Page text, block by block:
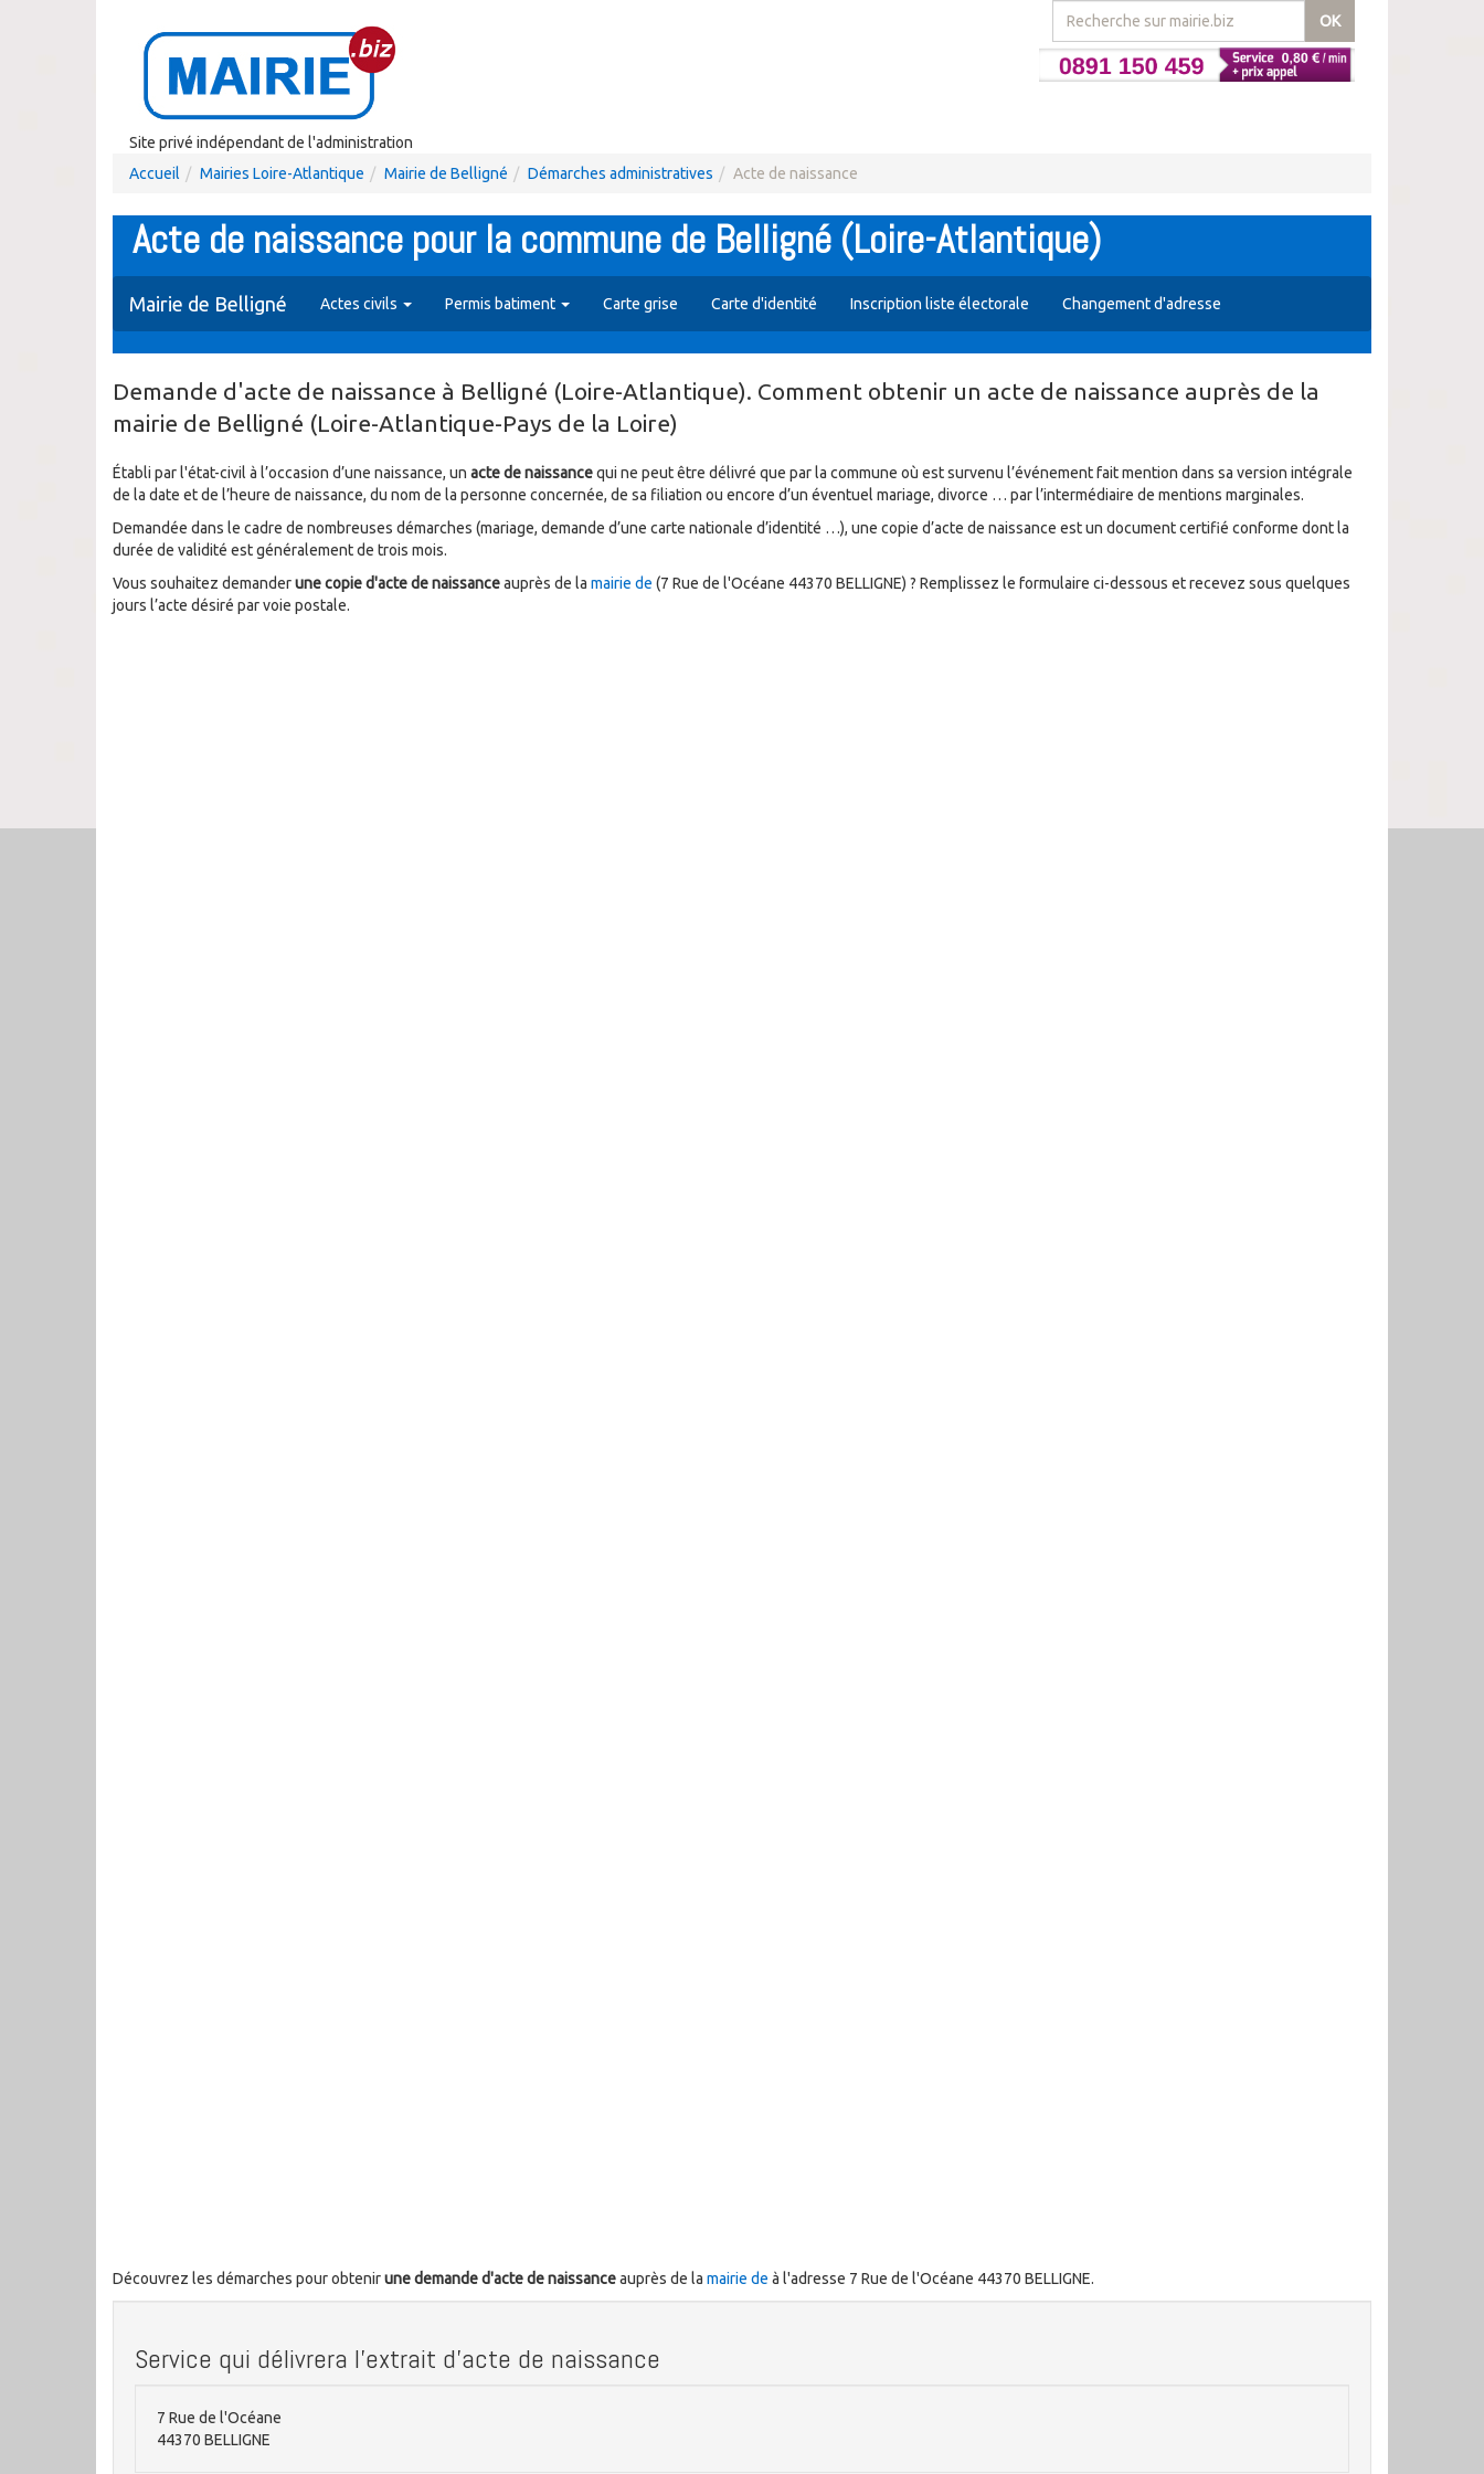
OK
Site privé indépendant de l'administration
Accueil
Mairies Loire-Atlantique Mairie de Belligné Démarches administratives Acte de naissance
Acte de naissance pour la commune de Belligné (Loire-Atlantique)
Mairie de Belligné Actes civils Permis batiment Carte grise Carte d'identité Inscription liste électorale Changement d'adresse
Demande d'acte de naissance à Belligné (Loire-Atlantique). Comment obtenir un acte de naissance auprès de la
mairie de Belligné (Loire-Atlantique-Pays de la Loire)
Établi par l'état-civil à l’occasion d’une naissance, un acte de naissancequi ne peut être délivré que par la commune où est survenu l’événement fait mention dans sa version intégrale
de la date et de l’heure de naissance, du nom de la personne concernée, de sa filiation ou encore d’un éventuel mariage, divorce … par l’intermédiaire de mentions marginales.
Demandée dans le cadre de nombreuses démarches (mariage, demande d’une carte nationale d’identité …), une copie d’acte de naissance est un document certifié conforme dont la
durée de validité est généralement de trois mois.
Vous souhaitez demanderune copie d'acte de naissanceauprès de la mairie de (7 Rue de l'Océane 44370 BELLIGNE) ? Remplissez le formulaire ci-dessous et recevez sous quelques
jours l’acte désiré par voie postale.
Découvrez les démarches pour obtenirune demande d'acte de naissanceauprès de la mairie de à l'adresse 7 Rue de l'Océane 44370 BELLIGNE.
Service qui délivrera l'extrait d'acte de naissance
7 Rue de l'Océane
44370 BELLIGNE